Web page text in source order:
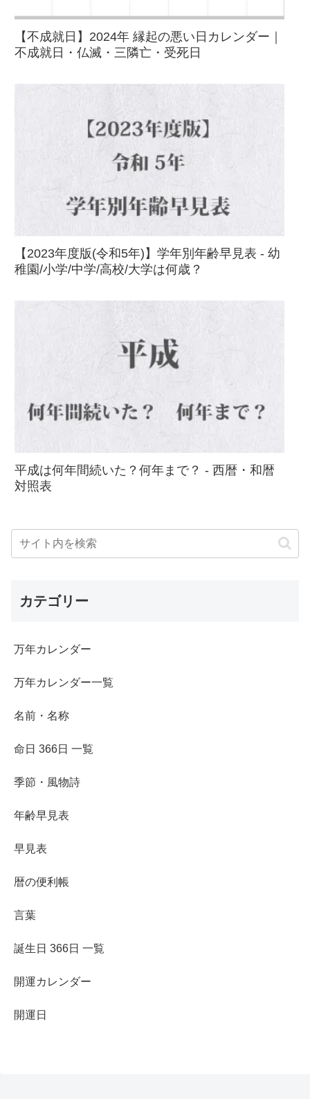
【不成就日】2024年 縁起の悪い日カレンダー｜
不成就日・仏滅・三隣亡・受死日
【2023年度版(令和5年)】学年別年齢早見表 - 幼
稚園/小学/中学/高校/大学は何歳？
平成は何年間続いた？何年まで？ - 西暦・和暦
対照表
カテゴリー
万年カレンダー
万年カレンダー一覧
名前・名称
命日 366日 一覧
季節・風物詩
年齢早見表
早見表
暦の便利帳
言葉
誕生日 366日 一覧
開運カレンダー
開運日